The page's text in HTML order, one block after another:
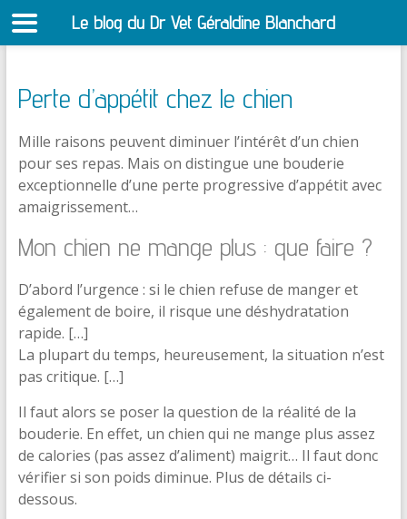
Perte d’appétit chez le chien
Mille raisons peuvent diminuer l’intérêt d’un chien
pour ses repas. Mais on distingue une bouderie
exceptionnelle d’une perte progressive d’appétit avec
amaigrissement…
Mon chien ne mange plus : que faire ?
D’abord l’urgence : si le chien refuse de manger et
également de boire, il risque une déshydratation
rapide. […]
La plupart du temps, heureusement, la situation n’est
pas critique. […]
Il faut alors se poser la question de la réalité de la
bouderie. En effet, un chien qui ne mange plus assez
de calories (pas assez d’aliment) maigrit… Il faut donc
vérifier si son poids diminue. Plus de détails ci-
dessous.
Le blog du Dr Vet Géraldine Blanchard